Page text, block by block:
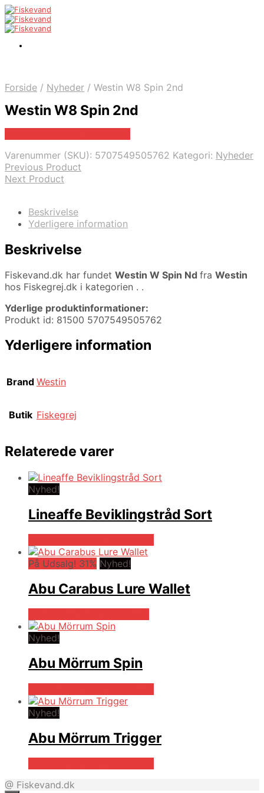
Forside / Nyheder / Westin W8 Spin 2nd
Westin W8 Spin 2nd
Varenummer (SKU): 5707549505762 Kategori: Nyheder
Previous Product
Next Product
Beskrivelse
Yderligere information
Beskrivelse
Fiskevand.dk har fundet Westin W Spin Nd fra Westin
hos Fiskegrej.dk i kategorien . .
Yderlige produktinformationer:
Produkt id: 81500 5707549505762
Yderligere information
Brand Westin
Butik Fiskegrej
Relaterede varer
Nyhed!
Lineaffe Beviklingstråd Sort
På Udsalg! 31% Nyhed!
Abu Carabus Lure Wallet
Nyhed!
Abu Mörrum Spin
Nyhed!
Abu Mörrum Trigger
@ Fiskevand.dk